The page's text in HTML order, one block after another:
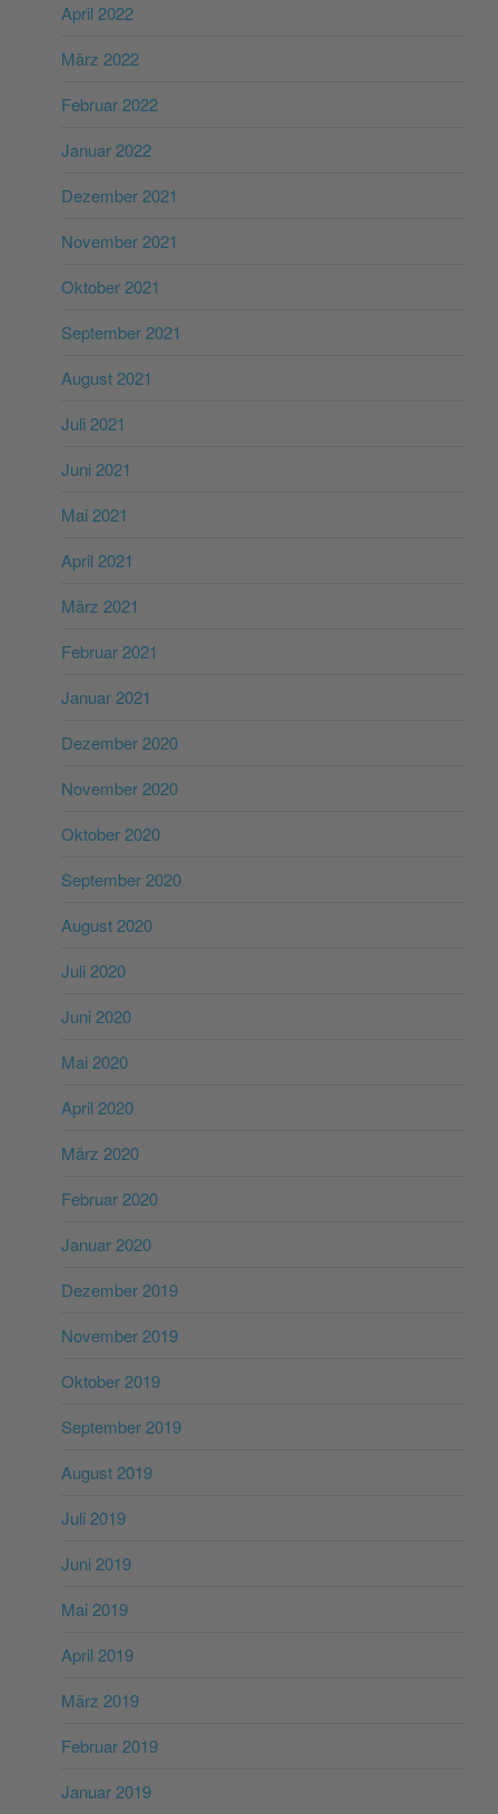
April 2022
März 2022
Februar 2022
Januar 2022
Dezember 2021
November 2021
Oktober 2021
September 2021
August 2021
Juli 2021
Juni 2021
Mai 2021
April 2021
März 2021
Februar 2021
Januar 2021
Dezember 2020
November 2020
Oktober 2020
September 2020
August 2020
Juli 2020
Juni 2020
Mai 2020
April 2020
März 2020
Februar 2020
Januar 2020
Dezember 2019
November 2019
Oktober 2019
September 2019
August 2019
Juli 2019
Juni 2019
Mai 2019
April 2019
März 2019
Februar 2019
Januar 2019